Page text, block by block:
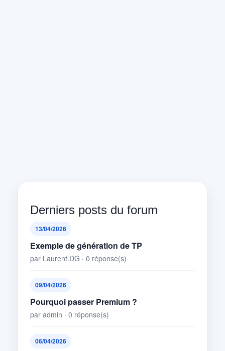
Derniers posts du forum
13/04/2026
Exemple de génération de TP
par Laurent.DG · 0 réponse(s)
09/04/2026
Pourquoi passer Premium ?
par admin · 0 réponse(s)
06/04/2026